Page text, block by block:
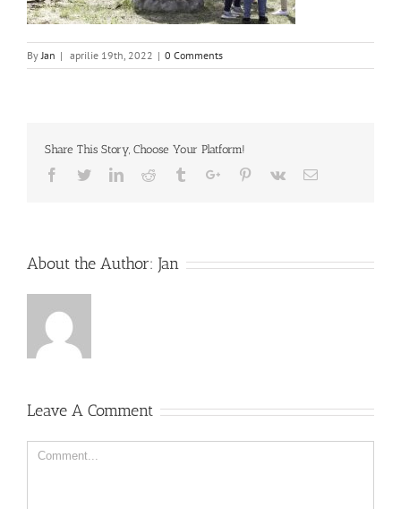
ByJan | aprilie 19th, 2022 | 0 Comments
Share This Story, Choose Your Platform!
Facebook
TwitterLinkedinReddit TumblrGoogle+Pinterest
Vk Email
About the Author: Jan
Leave A Comment
Comment